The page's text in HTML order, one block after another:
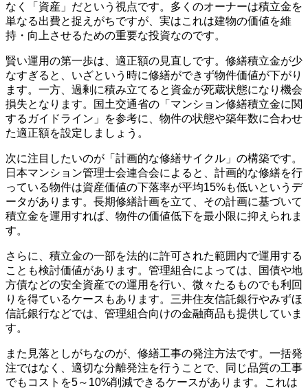
なく「資産」だという視点です。多くのオーナーは積立金を
単なる出費と捉えがちですが、実はこれは建物の価値を維
持・向上させるための重要な投資なのです。
賢い運用の第一歩は、適正額の見直しです。修繕積立金が少
なすぎると、いざという時に修繕ができず物件価値が下がり
ます。一方、過剰に積み立てると資金が死蔵状態になり機会
損失となります。国土交通省の「マンション修繕積立金に関
するガイドライン」を参考に、物件の状態や築年数に合わせ
た適正額を設定しましょう。
次に注目したいのが「計画的な修繕サイクル」の構築です。
日本マンション管理士会連合会によると、計画的な修繕を行
っている物件は資産価値の下落率が平均15%も低いというデ
ータがあります。長期修繕計画を立て、その計画に基づいて
積立金を運用すれば、物件の価値低下を最小限に抑えられま
す。
さらに、積立金の一部を法的に許可された範囲内で運用する
ことも検討価値があります。管理組合によっては、国債や地
方債などの安全資産での運用を行い、微々たるものでも利回
りを得ているケースもあります。三井住友信託銀行やみずほ
信託銀行などでは、管理組合向けの金融商品も提供していま
す。
また見落としがちなのが、修繕工事の発注方法です。一括発
注ではなく、適切な分離発注を行うことで、同じ品質の工事
でもコストを5～10%削減できるケースがあります。これは